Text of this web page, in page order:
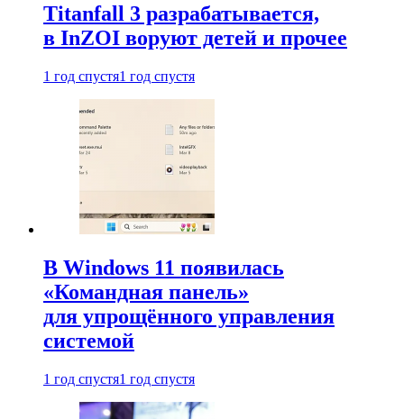
Titanfall 3 разрабатывается,
в InZOI воруют детей и прочее
1 год спустя1 год спустя
В Windows 11 появилась
«Командная панель»
для упрощённого управления
системой
1 год спустя1 год спустя